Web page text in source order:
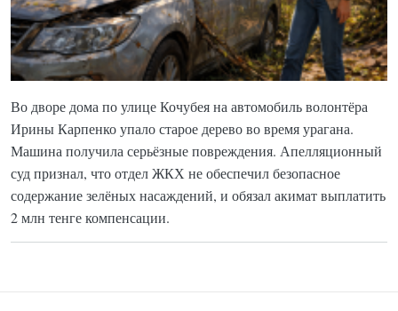
Во дворе дома по улице Кочубея на автомобиль волонтёра
Ирины Карпенко упало старое дерево во время урагана.
Машина получила серьёзные повреждения. Апелляционный
суд признал, что отдел ЖКХ не обеспечил безопасное
содержание зелёных насаждений, и обязал акимат выплатить
2 млн тенге компенсации.